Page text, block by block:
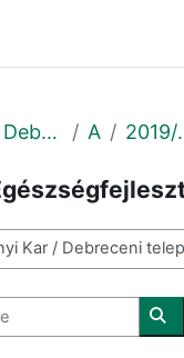
Debreceni telephely Archív 2019/